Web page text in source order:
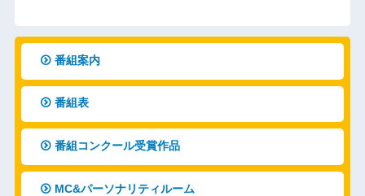
番組案内
番組表
番組コンクール受賞作品
MC&パーソナリティルーム